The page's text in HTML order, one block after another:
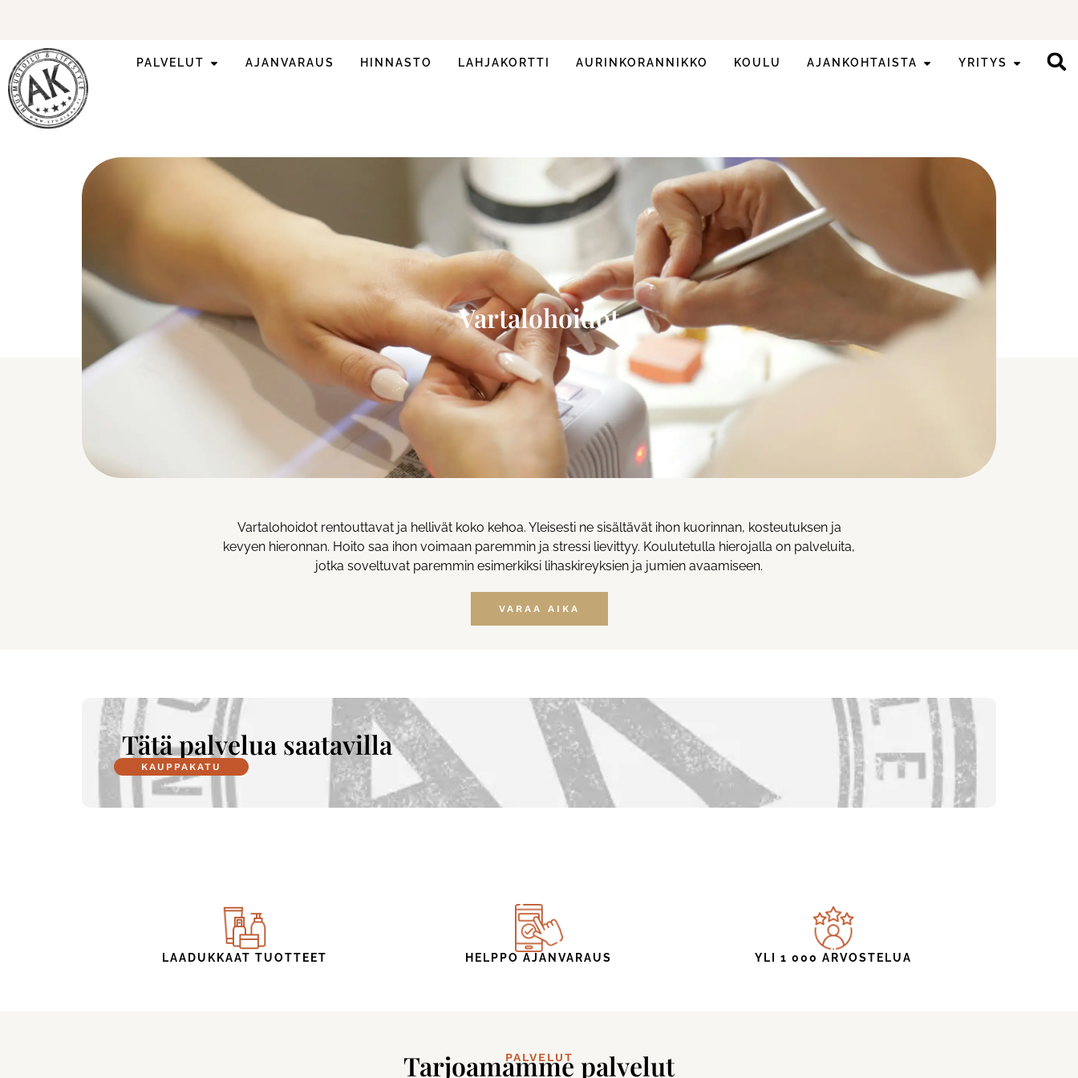
PALVELUT AJANVARAUS HINNASTO LAHJAKORTTI AURINKORANNIKKO KOULU AJANKOHTAISTA YRITYS
Vartalohoidot
Vartalohoidot rentouttavat ja hellivät koko kehoa. Yleisesti ne sisältävät ihon kuorinnan, kosteutuksen ja
kevyen hieronnan. Hoito saa ihon voimaan paremmin ja stressi lievittyy. Koulutetulla hierojalla on palveluita,
jotka soveltuvat paremmin esimerkiksi lihaskireyksien ja jumien avaamiseen.
VARAA AIKA
Tätä palvelua saatavilla
KAUPPAKATU
LAADUKKAAT TUOTTEET HELPPO AJANVARAUS YLI 1 000 ARVOSTELUA
PALVELUT
Tarjoamamme palvelut